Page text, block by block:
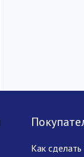
Как сделать